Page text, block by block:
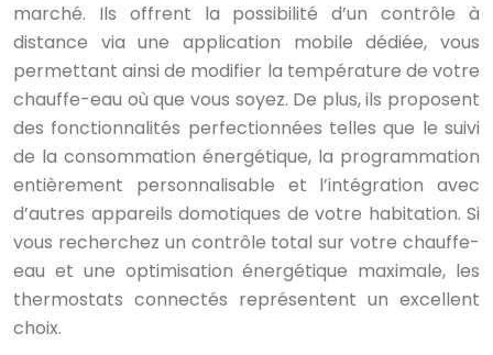
marché. Ils offrent la possibilité d’un contrôle à
distance via une application mobile dédiée, vous
permettant ainsi de modifier la température de votre
chauffe-eau où que vous soyez. De plus, ils proposent
des fonctionnalités perfectionnées telles que le suivi
de la consommation énergétique, la programmation
entièrement personnalisable et l’intégration avec
d’autres appareils domotiques de votre habitation. Si
vous recherchez un contrôle total sur votre chauffe-
eau et une optimisation énergétique maximale, les
thermostats connectés représentent un excellent
choix.